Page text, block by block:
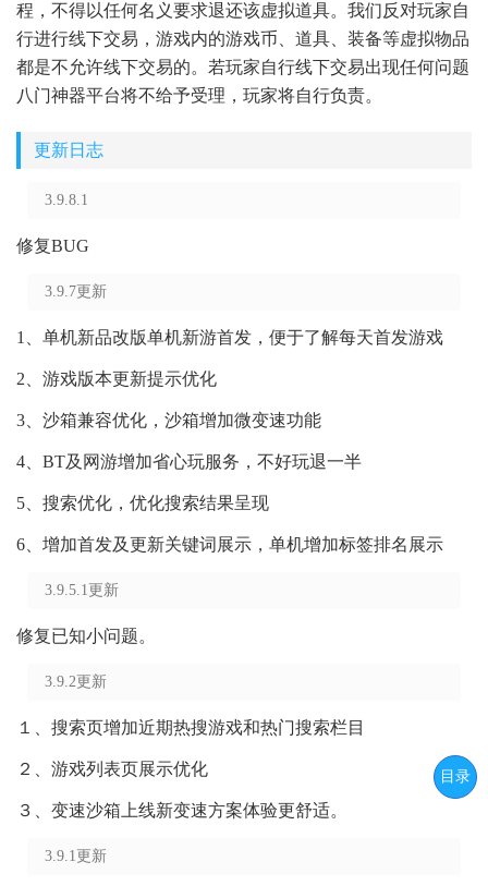
程，不得以任何名义要求退还该虚拟道具。我们反对玩家自
行进行线下交易，游戏内的游戏币、道具、装备等虚拟物品
都是不允许线下交易的。若玩家自行线下交易出现任何问题
八门神器平台将不给予受理，玩家将自行负责。
更新日志
3.9.8.1
修复BUG
3.9.7更新
1、单机新品改版单机新游首发，便于了解每天首发游戏
2、游戏版本更新提示优化
3、沙箱兼容优化，沙箱增加微变速功能
4、BT及网游增加省心玩服务，不好玩退一半
5、搜索优化，优化搜索结果呈现
6、增加首发及更新关键词展示，单机增加标签排名展示
3.9.5.1更新
修复已知小问题。
3.9.2更新
１、搜索页增加近期热搜游戏和热门搜索栏目
２、游戏列表页展示优化
３、变速沙箱上线新变速方案体验更舒适。
3.9.1更新
目录